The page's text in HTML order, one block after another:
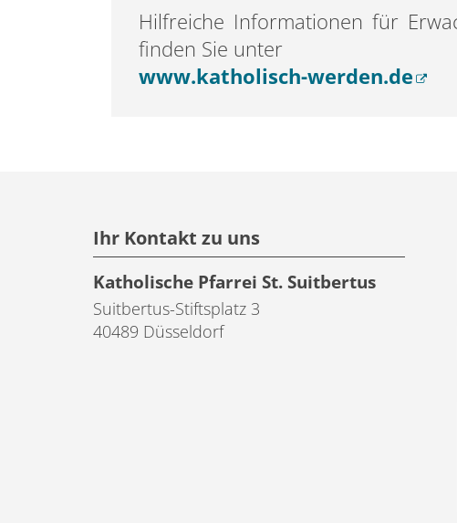
Hilfreiche Informationen für
finden Sie unter
www.katholisch-werden.de
Ihr Kontakt zu uns
Katholische Pfarrei St. Suitbertus
Suitbertus-Stiftsplatz 3
40489 Düsseldorf